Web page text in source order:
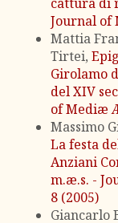
Journal of
Mattia
Tirtei,
Girolamo
del XIV
of Mediæ
Massimo
La festa
Anziani
m.æ.s. -
8 (2005)
Giancarlo